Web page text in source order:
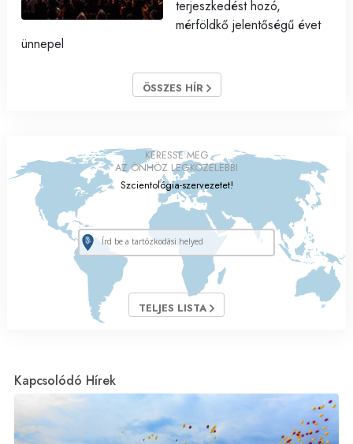
terjeszkedést hozó,
mérföldkő jelentőségű évet
ünnepel
ÖSSZES HÍR
KERESSE MEG
AZ ÖNHÖZ LEGKÖZELEBBI
Szcientológia-szervezetet!
TELJES LISTA
Kapcsolódó Hírek